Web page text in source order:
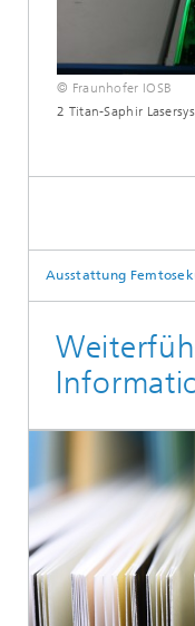
© Fraunhofer IOSB
2 Titan-Saphir
Ausstattung